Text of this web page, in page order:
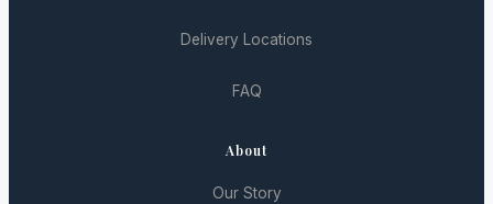
Delivery Locations
FAQ
About
Our Story